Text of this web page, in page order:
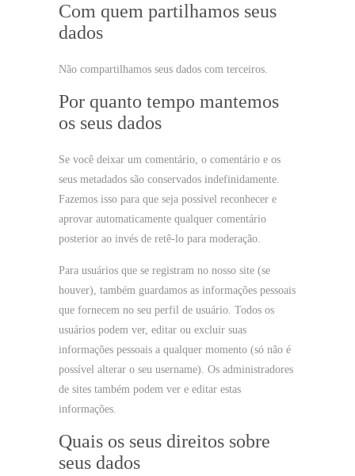
Com quem partilhamos seus
dados
Não compartilhamos seus dados com terceiros.
Por quanto tempo mantemos
os seus dados
Se você deixar um comentário, o comentário e os
seus metadados são conservados indefinidamente.
Fazemos isso para que seja possível reconhecer e
aprovar automaticamente qualquer comentário
posterior ao invés de retê-lo para moderação.
Para usuários que se registram no nosso site (se
houver), também guardamos as informações pessoais
que fornecem no seu perfil de usuário. Todos os
usuários podem ver, editar ou excluir suas
informações pessoais a qualquer momento (só não é
possível alterar o seu username). Os administradores
de sites também podem ver e editar estas
informações.
Quais os seus direitos sobre
seus dados